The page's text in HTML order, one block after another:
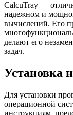
CalcuTray —
надежном и
вычислений. Его
делают его
задач.
Установка
Для установки
операционной
инструкциям,